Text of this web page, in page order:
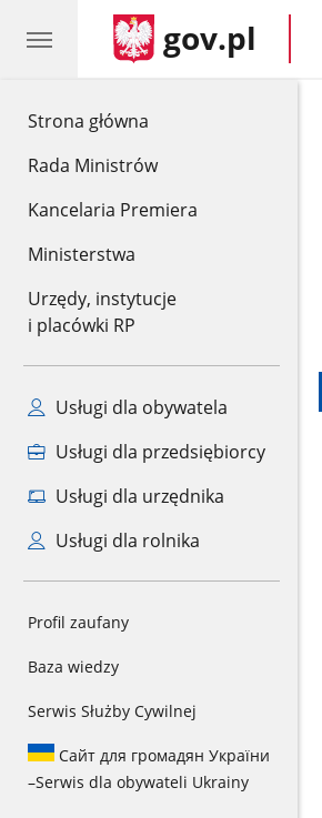
Strona główna
Rada Ministrów
Kancelaria Premiera
Ministerstwa
Urzędy, instytucje
i placówki RP
Usługi dla obywatela
Usługi dla przedsiębiorcy
Usługi dla urzędnika
Usługi dla rolnika
Profil zaufany
Baza wiedzy
Serwis Służby Cywilnej
Сайт для громадян України
–Serwis dla obywateli Ukrainy
gov.pl